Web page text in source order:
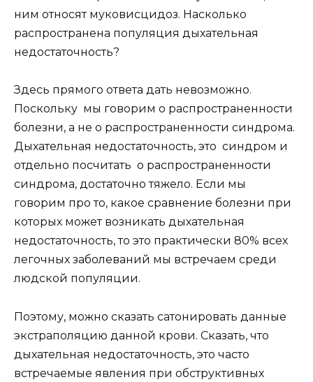
ним относят муковисцидоз. Насколько
распространена популяция дыхательная
недостаточность?
Здесь прямого ответа дать невозможно.
Поскольку мы говорим о распространенности
болезни, а не о распространенности синдрома.
Дыхательная недостаточность, это синдром и
отдельно посчитать о распространенности
синдрома, достаточно тяжело. Если мы
говорим про то, какое сравнение болезни при
которых может возникать дыхательная
недостаточность, то это практически 80% всех
легочных заболеваний мы встречаем среди
людской популяции.
Поэтому, можно сказать сатонировать данные
экстраполяцию данной крови. Сказать, что
дыхательная недостаточность, это часто
встречаемые явления при обструктивных